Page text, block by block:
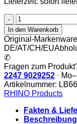
Rhino
KammEdge
Black
Menge
In den Warenkorb
Original-Markenware
DE/AT/CH/EU
✆
Fragen zum
2247 9029252 ·
Artikelnummer:
RHINO Products
Fakten &
Beschreibung